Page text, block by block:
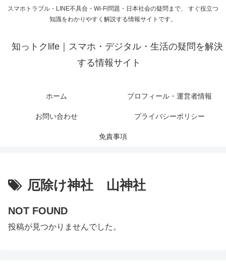
スマホトラブル・LINE不具合・Wi-Fi問題・日本社会の疑問まで、 すぐ役立つ
知識をわかりやすく解説する情報サイトです。
知っトクlife｜スマホ・デジタル・生活の疑問を解決
する情報サイト
ホーム プロフィール・運営者情報
お問い合わせ プライバシーポリシー
免責事項
厄除け神社 山神社
NOT FOUND
投稿が見つかりませんでした。